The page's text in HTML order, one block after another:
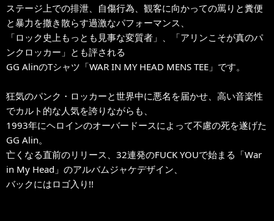
ステージ上での排泄、自傷行為、観客に向かっての罵りと糞便
と暴力を撒き散らす過激なパフォーマンス、
「ロック史上もっとも見事な変質者」、「アリンこそが真のパ
ンクロッカー」とも評される
GG AlinのTシャツ「WAR IN MY HEAD MENS TEE」です。
狂気のパンク・ロッカーと世界中に悪名を届かせ、高い音楽性
でカルト的な人気を誇りながらも、
1993年にヘロインのオーバードースによって不慮の死を遂げた
GG Alin。
亡くなる直前のリリース、32連発のFUCK YOUで始まる「War
in My Head」のアルバムジャケデザイン、
バックにはロゴ入り!!